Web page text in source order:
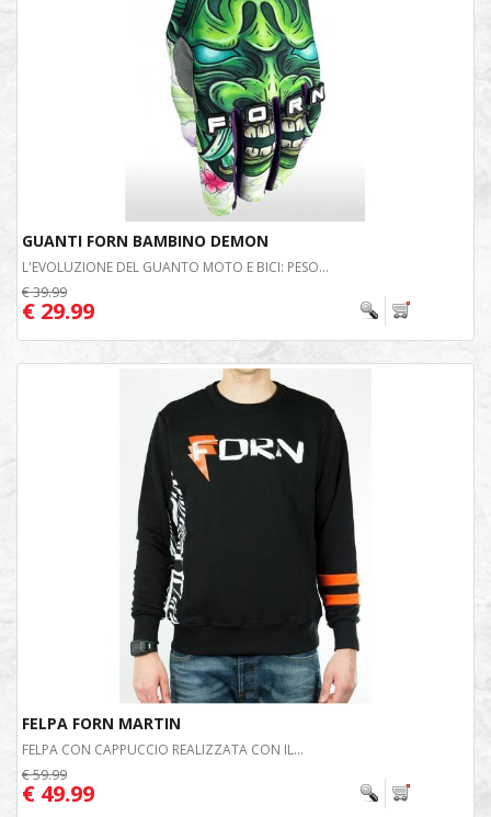
GUANTI FORN BAMBINO DEMON
L'EVOLUZIONE DEL GUANTO MOTO E BICI: PESO...
€ 39.99
€ 29.99
FELPA FORN MARTIN
FELPA CON CAPPUCCIO REALIZZATA CON IL...
€ 59.99
€ 49.99